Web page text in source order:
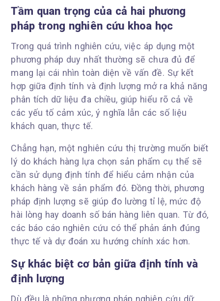
Tầm quan trọng của cả hai phương
pháp trong nghiên cứu khoa học
Trong quá trình nghiên cứu, việc áp dụng một
phương pháp duy nhất thường sẽ chưa đủ để
mang lại cái nhìn toàn diện về vấn đề. Sự kết
hợp giữa định tính và định lượng mở ra khả năng
phân tích dữ liệu đa chiều, giúp hiểu rõ cả về
các yếu tố cảm xúc, ý nghĩa lẫn các số liệu
khách quan, thực tế.
Chẳng hạn, một nghiên cứu thị trường muốn biết
lý do khách hàng lựa chọn sản phẩm cụ thể sẽ
cần sử dụng định tính để hiểu cảm nhận của
khách hàng về sản phẩm đó. Đồng thời, phương
pháp định lượng sẽ giúp đo lường tỉ lệ, mức độ
hài lòng hay doanh số bán hàng liên quan. Từ đó,
các báo cáo nghiên cứu có thể phản ánh đúng
thực tế và dự đoán xu hướng chính xác hơn.
Sự khác biệt cơ bản giữa định tính và
định lượng
Dù đều là những phương pháp nghiên cứu dữ